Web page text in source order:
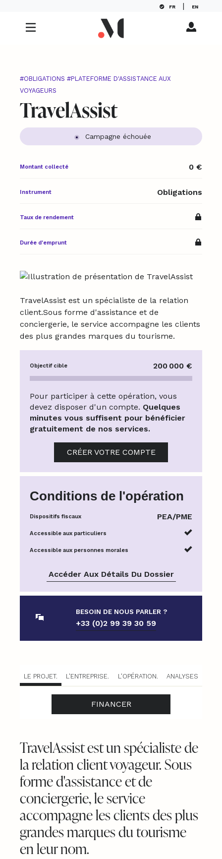
FR | EN
#OBLIGATIONS #PLATEFORME D'ASSISTANCE AUX
VOYAGEURS
TravelAssist
Campagne échouée
Montant collecté 0 €
Instrument Obligations
Taux de rendement
Durée d'emprunt
TravelAssist est un spécialiste de la relation
client.Sous forme d'assistance et de
conciergerie, le service accompagne les clients
des plus grandes marques du tourisme.
Objectif cible 200 000 €
0 % atteint
Pour participer à cette opération, vous
devez disposer d'un compte. Quelques
minutes vous suffisent pour bénéficier
gratuitement de nos services.
CRÉER VOTRE COMPTE
Conditions de l'opération
Dispositifs fiscaux PEA/PME
Accessible aux particuliers
Accessible aux personnes morales
Accéder Aux Détails Du Dossier
BESOIN DE NOUS PARLER ?
+33 (0)2 99 39 30 59
LE PROJET. L'ENTREPRISE. L'OPÉRATION. ANALYSES
FINANCER
TravelAssist est un spécialiste de
la relation client voyageur. Sous
forme d'assistance et de
conciergerie, le service
accompagne les clients des plus
grandes marques du tourisme
en leur nom.